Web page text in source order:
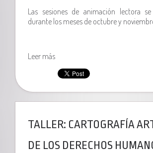
Las sesiones de animación lectora se
durante los meses de octubre y
Leer más
TALLER: CARTOGRAFÍA
DE LOS DERECHOS